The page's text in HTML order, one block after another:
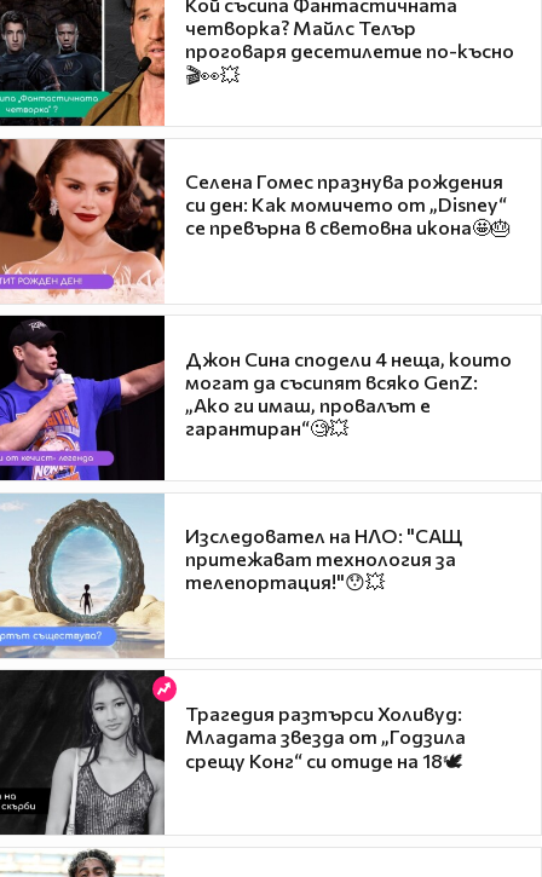
четворка? Майлс Телър
проговаря десетилетие по-късно
🎬👀💥
Селена Гомес празнува рождения
си ден: Как момичето от „Disney“
се превърна в световна икона🤩🎂
Джон Сина сподели 4 неща, които
могат да съсипят всяко GenZ:
„Ако ги имаш, провалът е
гарантиран“🧐💥
Изследовател на НЛО: "САЩ
притежават технология за
телепортация!"😯💥
Трагедия разтърси Холивуд:
Младата звезда от „Годзила
срещу Конг“ си отиде на 18🕊️